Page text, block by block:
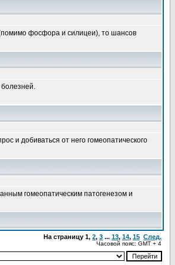
фосфора и силицеи), то шансов
болезней.
и добиваться от него гомеопатического
гомеопатическим патогенезом и
На страницу 1, 2, 3 ... 13, 14, 15 След.
Часовой пояс: GMT + 4